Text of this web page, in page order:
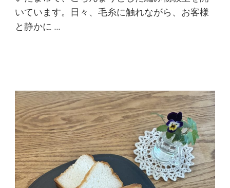
いています。日々、毛糸に触れながら、お客様
と静かに …